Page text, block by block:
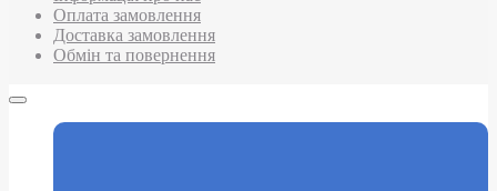
Оплата замовлення
Доставка замовлення
Обмін та повернення